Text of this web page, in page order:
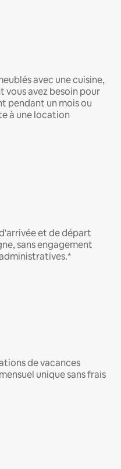
avec une cuisine,
vous avez besoin pour
pendant un mois ou
à une location
et de départ
sans engagement
de vacances
unique sans frais